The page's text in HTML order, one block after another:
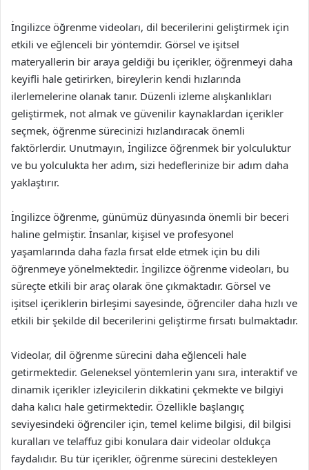
İngilizce öğrenme videoları, dil becerilerini geliştirmek için
etkili ve eğlenceli bir yöntemdir. Görsel ve işitsel
materyallerin bir araya geldiği bu içerikler, öğrenmeyi daha
keyifli hale getirirken, bireylerin kendi hızlarında
ilerlemelerine olanak tanır. Düzenli izleme alışkanlıkları
geliştirmek, not almak ve güvenilir kaynaklardan içerikler
seçmek, öğrenme sürecinizi hızlandıracak önemli
faktörlerdir. Unutmayın, İngilizce öğrenmek bir yolculuktur
ve bu yolculukta her adım, sizi hedeflerinize bir adım daha
yaklaştırır.
İngilizce öğrenme, günümüz dünyasında önemli bir beceri
haline gelmiştir. İnsanlar, kişisel ve profesyonel
yaşamlarında daha fazla fırsat elde etmek için bu dili
öğrenmeye yönelmektedir. İngilizce öğrenme videoları, bu
süreçte etkili bir araç olarak öne çıkmaktadır. Görsel ve
işitsel içeriklerin birleşimi sayesinde, öğrenciler daha hızlı ve
etkili bir şekilde dil becerilerini geliştirme fırsatı bulmaktadır.
Videolar, dil öğrenme sürecini daha eğlenceli hale
getirmektedir. Geleneksel yöntemlerin yanı sıra, interaktif ve
dinamik içerikler izleyicilerin dikkatini çekmekte ve bilgiyi
daha kalıcı hale getirmektedir. Özellikle başlangıç
seviyesindeki öğrenciler için, temel kelime bilgisi, dil bilgisi
kuralları ve telaffuz gibi konulara dair videolar oldukça
faydalıdır. Bu tür içerikler, öğrenme sürecini destekleyen